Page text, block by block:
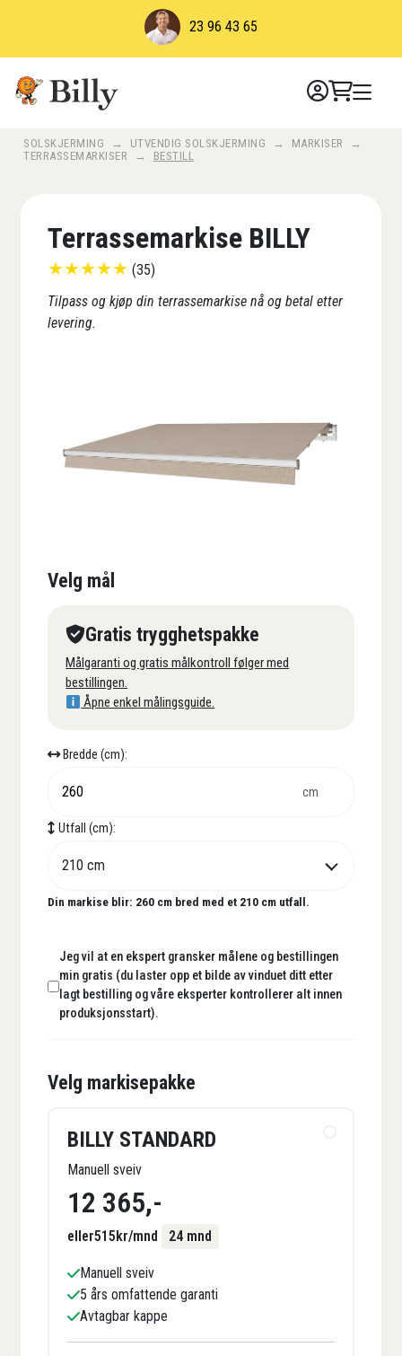
23 96 43 65
SOLSKJERMING → UTVENDIG SOLSKJERMING → MARKISER
→
TERRASSEMARKISER
→ BESTILL
Terrassemarkise BILLY
★★★★★ (35)
Tilpass og kjøp din terrassemarkise nå og betal etter
levering.
Velg mål
Gratis trygghetspakke
Målgaranti og gratis målkontroll følger med
bestillingen.
Åpne enkel målingsguide.
Bredde (cm):
cm
Utfall (cm):
Din markise blir: 260 cm bred med et 210 cm utfall.
Jeg vil at en ekspert gransker målene og bestillingen
min gratis (du laster opp et bilde av vinduet ditt etter
lagt bestilling og våre eksperter kontrollerer alt innen
produksjonsstart).
Velg markisepakke
BILLY STANDARD
Manuell sveiv
12 365,-
eller515 kr/mnd 24 mnd
Manuell sveiv
5 års omfattende garanti
Avtagbar kappe